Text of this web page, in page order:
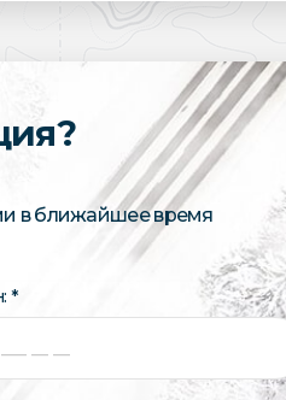
в ближайшее время
*